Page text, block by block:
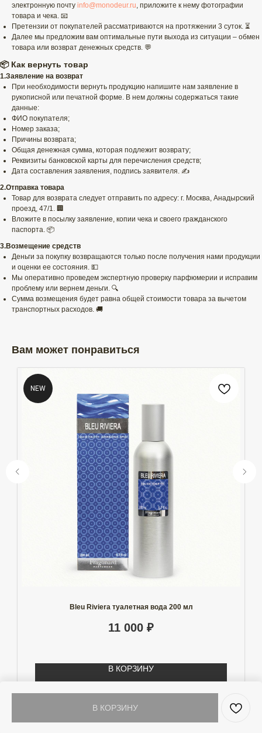
В КОРЗИНУ
электронную почту info@monodeur.ru, приложите к нему фотографии
товара и чека. 📧
Претензии от покупателей рассматриваются на протяжении 3 суток. ⏳
Далее мы предложим вам оптимальные пути выхода из ситуации – обмен
товара или возврат денежных средств. 💬
📦 Как вернуть товар
1.Заявление на возврат
При необходимости вернуть продукцию напишите нам заявление в
рукописной или печатной форме. В нем должны содержаться такие
данные:
ФИО покупателя;
Номер заказа;
Причины возврата;
Общая денежная сумма, которая подлежит возврату;
Реквизиты банковской карты для перечисления средств;
Дата составления заявления, подпись заявителя. ✍️
2.Отправка товара
Товар для возврата следует отправить по адресу: г. Москва, Анадырский
проезд, 47/1. 🏢
Вложите в посылку заявление, копии чека и своего гражданского
паспорта. 📦
3.Возмещение средств
Деньги за покупку возвращаются только после получения нами продукции
и оценки ее состояния. 💵
Мы оперативно проведем экспертную проверку парфюмерии и исправим
проблему или вернем деньги. 🔍
Сумма возмещения будет равна общей стоимости товара за вычетом
транспортных расходов. 🚚
Вам может понравиться
NEW
Bleu Riviera туалетная вода 200 мл
11 000 ₽
В КОРЗИНУ